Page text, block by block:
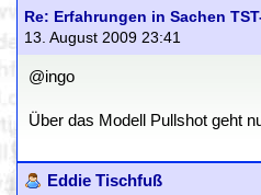
Re: Erfahrungen in Sachen
13. August 2009 23:41
@ingo
Über das Modell Pullshot geht
Eddie Tischfuß